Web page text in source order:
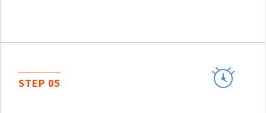
STEP 05